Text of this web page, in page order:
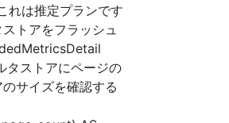
れは推定プランです
トアをフラッシュ
タストアにページの
サイズを確認する